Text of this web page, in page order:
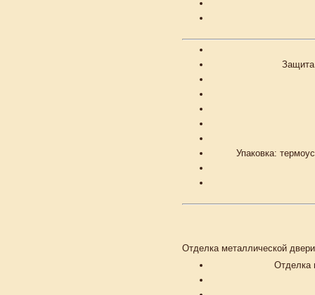
Защита
Упаковка:
Отделка металлической
Отделка